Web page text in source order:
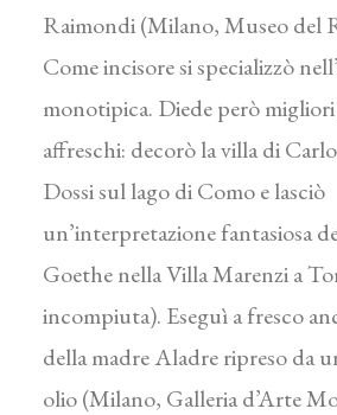
Raimondi (Milano, Museo del
Come incisore si specializzò
monotipica. Diede però
affreschi: decorò la villa di
Dossi sul lago di Como e lasciò
un’interpretazione fantasiosa
Goethe nella Villa Marenzi a
incompiuta). Eseguì a fresco
della madre Aladre ripreso da
olio (Milano, Galleria d’Arte